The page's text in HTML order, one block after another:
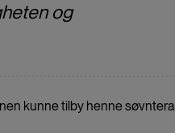
og
kunne tilby henne